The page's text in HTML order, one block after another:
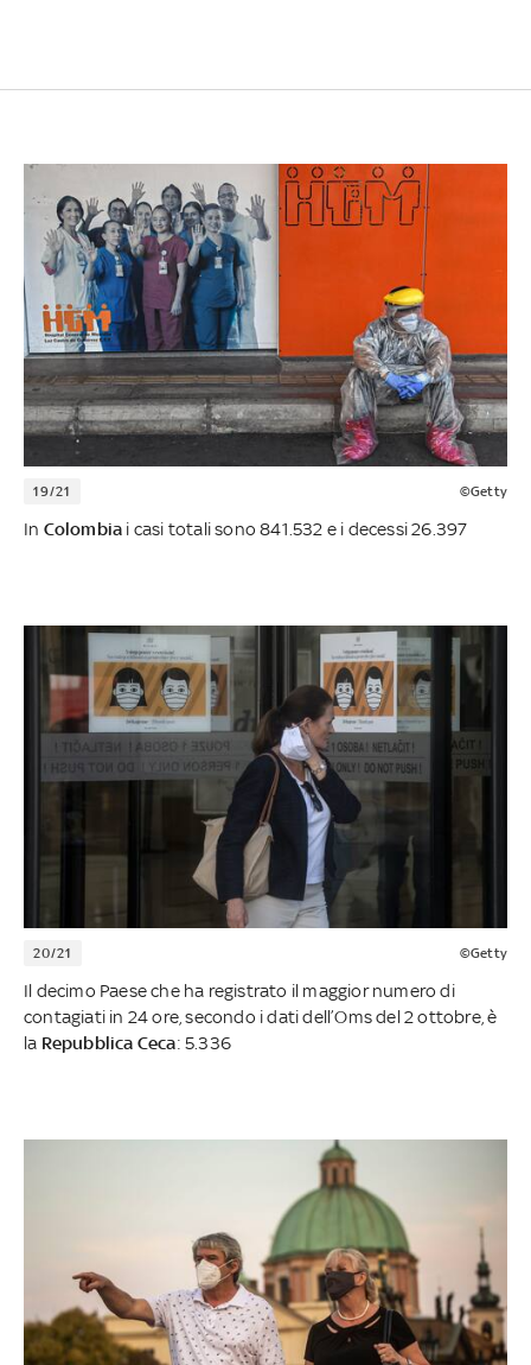
19/21 ©Getty
In Colombia i casi totali sono 841.532 e i decessi 26.397
20/21 ©Getty
Il decimo Paese che ha registrato il maggior numero di
contagiati in 24 ore, secondo i dati dell’Oms del 2 ottobre, è
la Repubblica Ceca: 5.336